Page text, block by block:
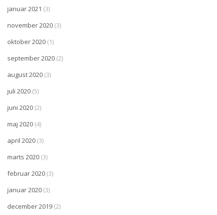
januar 2021 (3)
november 2020 (3)
oktober 2020 (1)
september 2020 (2)
august 2020 (3)
juli 2020 (5)
juni 2020 (2)
maj 2020 (4)
april 2020 (3)
marts 2020 (3)
februar 2020 (3)
januar 2020 (3)
december 2019 (2)